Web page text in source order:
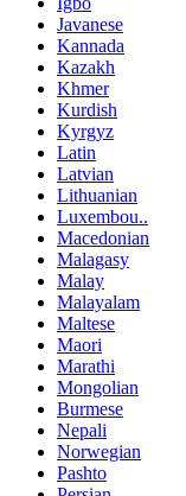
Javanese
Kannada
Kazakh
Khmer
Kurdish
Kyrgyz
Latin
Latvian
Lithuanian
Luxembou..
Macedonian
Malagasy
Malay
Malayalam
Maltese
Maori
Marathi
Mongolian
Burmese
Nepali
Norwegian
Pashto